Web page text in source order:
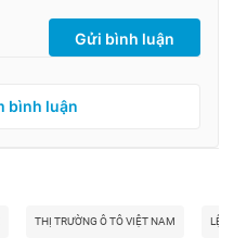
Gửi bình luận
bình luận
THỊ TRƯỜNG Ô TÔ VIỆT NAM LỆ PHÍ